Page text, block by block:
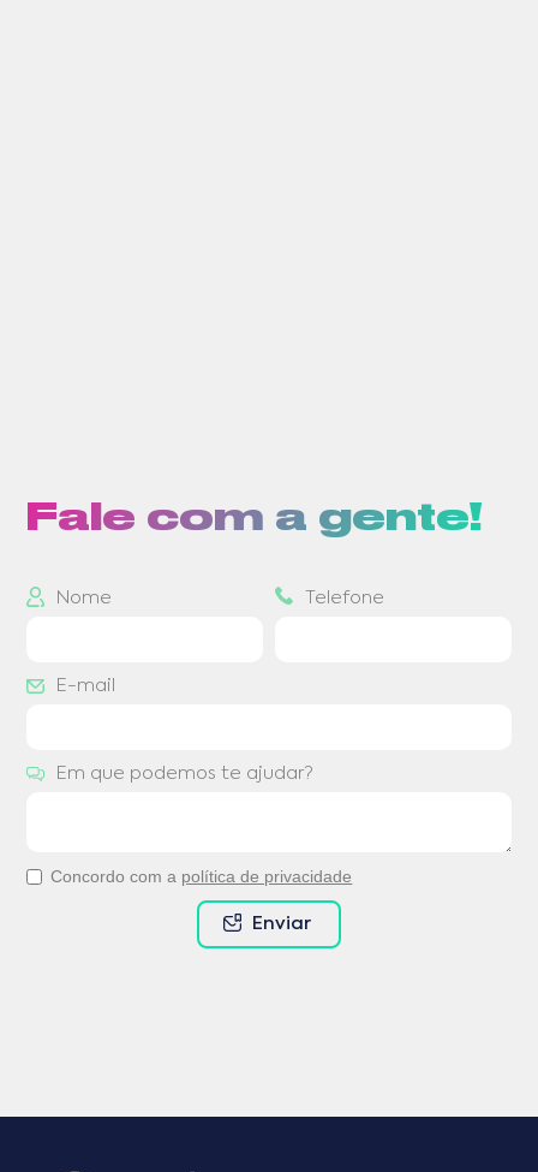
Fale com a gente!
Nome Telefone
E-mail
Em que podemos te ajudar?
Concordo com a política de privacidade